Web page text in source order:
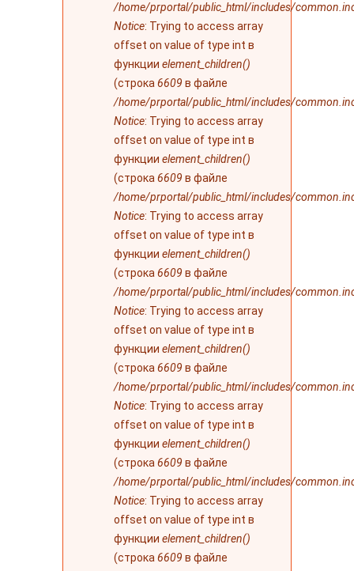
/home/prportal/public_html/includes/
Notice: Trying to access array
offset on value of type int в
функции element_children()
(строка 6609 в файле
/home/prportal/public_html/includes/
Notice: Trying to access array
offset on value of type int в
функции element_children()
(строка 6609 в файле
/home/prportal/public_html/includes/
Notice: Trying to access array
offset on value of type int в
функции element_children()
(строка 6609 в файле
/home/prportal/public_html/includes/
Notice: Trying to access array
offset on value of type int в
функции element_children()
(строка 6609 в файле
/home/prportal/public_html/includes/
Notice: Trying to access array
offset on value of type int в
функции element_children()
(строка 6609 в файле
/home/prportal/public_html/includes/
Notice: Trying to access array
offset on value of type int в
функции element_children()
(строка 6609 в файле